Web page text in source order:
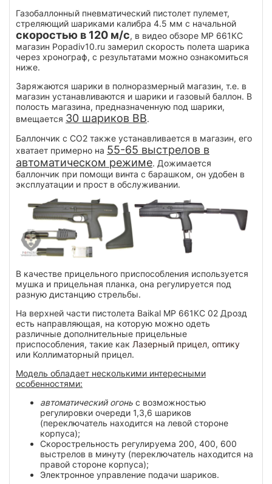
Газобаллонный пневматический пистолет пулемет,
стреляющий шариками калибра 4.5 мм с начальной
скоростью в 120 м/с, в видео обзоре МР 661КС
магазин Popadiv10.ru замерил скорость полета шарика
через хронограф, с результатами можно ознакомиться
ниже.
Заряжаются шарики в полноразмерный магазин, т.е. в
магазин устанавливаются и шарики и газовый баллон. В
полость магазина, предназначенную под шарики,
вмещается 30 шариков BB.
Баллончик с СО2 также устанавливается в магазин, его
хватает примерно на 55-65 выстрелов в
автоматическом режиме. Дожимается
баллончик при помощи винта с барашком, он удобен в
эксплуатации и прост в обслуживании.
В качестве прицельного приспособления используется
мушка и прицельная планка, она регулируется под
разную дистанцию стрельбы.
На верхней части пистолета Baikal МР 661КС 02 Дрозд
есть направляющая, на которую можно одеть
различные дополнительные прицельные
приспособления, такие как Лазерный прицел, оптику
или Коллиматорный прицел.
Модель обладает несколькими интересными
особенностями:
автоматический огонь с возможностью
регулировки очереди 1,3,6 шариков
(переключатель находится на левой стороне
корпуса);
Скорострельность регулируема 200, 400, 600
выстрелов в минуту (переключатель находится на
правой стороне корпуса);
Электронное управление подачи шариков.